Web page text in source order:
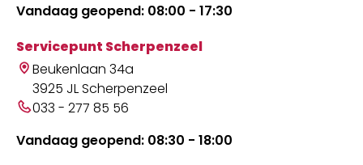
Vandaag geopend: 08:00 - 17:30
Servicepunt Scherpenzeel
Beukenlaan 34a
3925 JL Scherpenzeel
033 - 277 85 56
Vandaag geopend: 08:30 - 18:00